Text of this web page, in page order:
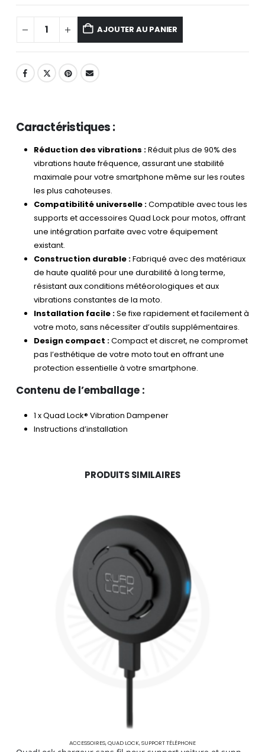
AJOUTER AU PANIER
Caractéristiques :
Réduction des vibrations :Réduit plus de 90% des
vibrations haute fréquence, assurant une stabilité
maximale pour votre smartphone même sur les routes
les plus cahoteuses.
Compatibilité universelle :Compatible avec tous les
supports et accessoires Quad Lock pour motos, offrant
une intégration parfaite avec votre équipement
existant.
Construction durable :Fabriqué avec des matériaux
de haute qualité pour une durabilité à long terme,
résistant aux conditions météorologiques et aux
vibrations constantes de la moto.
Installation facile :Se fixe rapidement et facilement à
votre moto, sans nécessiter d’outils supplémentaires.
Design compact :Compact et discret, ne compromet
pas l’esthétique de votre moto tout en offrant une
protection essentielle à votre smartphone.
Contenu de l’emballage :
1 x Quad Lock® Vibration Dampener
Instructions d’installation
PRODUITS SIMILAIRES
ACCESSOIRES,QUAD LOCK,SUPPORT TÉLÉPHONE